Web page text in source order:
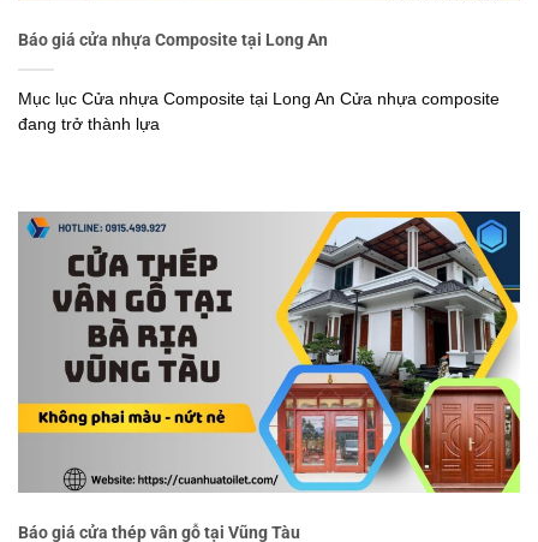
Báo giá cửa nhựa Composite tại Long An
Mục lục Cửa nhựa Composite tại Long An Cửa nhựa composite
đang trở thành lựa
Báo giá cửa thép vân gỗ tại Vũng Tàu